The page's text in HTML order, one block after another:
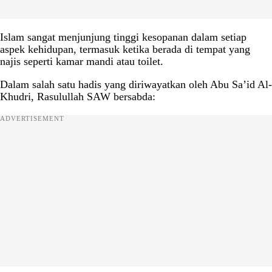
Islam sangat menjunjung tinggi kesopanan dalam setiap
aspek kehidupan, termasuk ketika berada di tempat yang
najis seperti kamar mandi atau toilet.
Dalam salah satu hadis yang diriwayatkan oleh Abu Sa’id Al-
Khudri, Rasulullah SAW bersabda:
ADVERTISEMENT